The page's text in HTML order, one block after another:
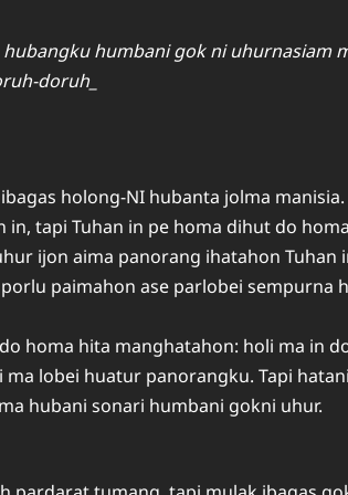
hubangku humbani gok ni uhurnasiam
doruh_
holong-NI hubanta jolma
in, tapi Tuhan in pe homa dihut do
ijon aima panorang ihatahon Tuhan
paimahon ase parlobei sempurna
homa hita manghatahon: holi ma in
lobei huatur panorangku. Tapi
hubani sonari humbani gokni uhur.